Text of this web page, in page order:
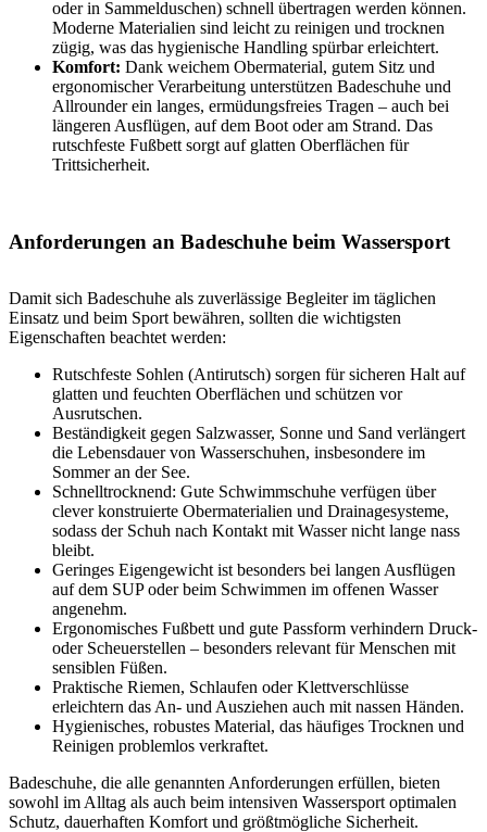
oder in Sammelduschen) schnell übertragen werden können.
Moderne Materialien sind leicht zu reinigen und trocknen
zügig, was das hygienische Handling spürbar erleichtert.
Komfort: Dank weichem Obermaterial, gutem Sitz und
ergonomischer Verarbeitung unterstützen Badeschuhe und
Allrounder ein langes, ermüdungsfreies Tragen – auch bei
längeren Ausflügen, auf dem Boot oder am Strand. Das
rutschfeste Fußbett sorgt auf glatten Oberflächen für
Trittsicherheit.
Anforderungen an Badeschuhe beim Wassersport
Damit sich Badeschuhe als zuverlässige Begleiter im täglichen
Einsatz und beim Sport bewähren, sollten die wichtigsten
Eigenschaften beachtet werden:
Rutschfeste Sohlen (Antirutsch) sorgen für sicheren Halt auf
glatten und feuchten Oberflächen und schützen vor
Ausrutschen.
Beständigkeit gegen Salzwasser, Sonne und Sand verlängert
die Lebensdauer von Wasserschuhen, insbesondere im
Sommer an der See.
Schnelltrocknend: Gute Schwimmschuhe verfügen über
clever konstruierte Obermaterialien und Drainagesysteme,
sodass der Schuh nach Kontakt mit Wasser nicht lange nass
bleibt.
Geringes Eigengewicht ist besonders bei langen Ausflügen
auf dem SUP oder beim Schwimmen im offenen Wasser
angenehm.
Ergonomisches Fußbett und gute Passform verhindern Druck-
oder Scheuerstellen – besonders relevant für Menschen mit
sensiblen Füßen.
Praktische Riemen, Schlaufen oder Klettverschlüsse
erleichtern das An- und Ausziehen auch mit nassen Händen.
Hygienisches, robustes Material, das häufiges Trocknen und
Reinigen problemlos verkraftet.
Badeschuhe, die alle genannten Anforderungen erfüllen, bieten
sowohl im Alltag als auch beim intensiven Wassersport optimalen
Schutz, dauerhaften Komfort und größtmögliche Sicherheit.